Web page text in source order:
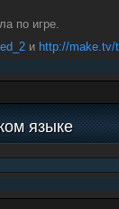
по игре.
и http://make.tv/
языке